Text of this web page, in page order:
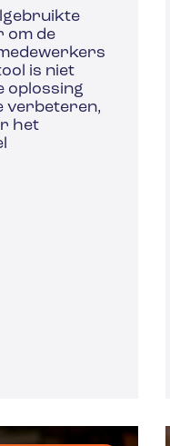
om de
is niet
oplossing
verbeteren,
het